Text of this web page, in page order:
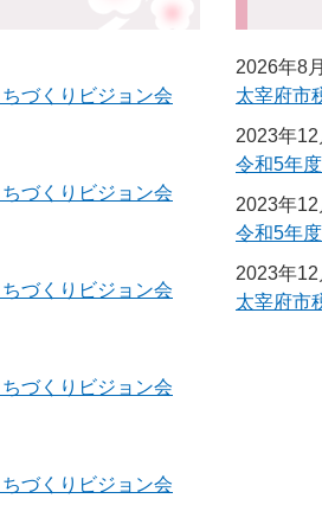
づくりビジョン会
づくりビジョン会
づくりビジョン会
づくりビジョン会
づくりビジョン会
2026年8
太宰府市
2023年
令和5年
2023年
令和5年
2023年
太宰府市